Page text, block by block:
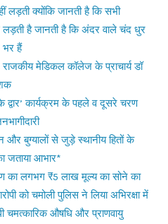
लड़ती क्योंकि जानती है कि सभी
लड़ती है जानती है कि अंदर वाले चंद धुर
भर हैं
मेडिकल कॉलेज के प्राचार्य डॉ
कार्यक्रम के पहले व दूसरे चरण
बुग्यालों से जुड़े स्थानीय हितों के
जताया आभार*
का लगभग ₹5 लाख मूल्य का सोने का
को चमोली पुलिस ने लिया अभिरक्षा में
औषधि और प्राणवायु